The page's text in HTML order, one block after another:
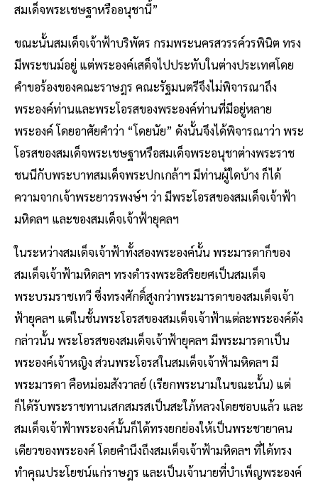
สมเด็จพระเชษฐาหรืออนุชานี้”
ขณะนั้นสมเด็จเจ้าฟ้าบริพัตร กรมพระนครสวรรค์วรพินิต ทรง
มีพระชนม์อยู่ แต่พระองค์เสด็จไปประทับในต่างประเทศโดย
คำขอร้องของคณะราษฎร คณะรัฐมนตรีจึงไม่พิจารณาถึง
พระองค์ท่านและพระโอรสของพระองค์ท่านที่มีอยู่หลาย
พระองค์ โดยอาศัยคำว่า “โดยนัย” ดังนั้นจึงได้พิจารณาว่า พระ
โอรสของสมเด็จพระเชษฐาหรือสมเด็จพระอนุชาต่างพระราช
ชนนีกับพระบาทสมเด็จพระปกเกล้าฯ มีท่านผู้ใดบ้าง ก็ได้
ความจากเจ้าพระยาวรพงษ์ฯ ว่า มีพระโอรสของสมเด็จเจ้าฟ้า
มหิดลฯ และของสมเด็จเจ้าฟ้ายุคลฯ
ในระหว่างสมเด็จเจ้าฟ้าทั้งสองพระองค์นั้น พระมารดาก็ของ
สมเด็จเจ้าฟ้ามหิดลฯ ทรงดำรงพระอิสริยยศเป็นสมเด็จ
พระบรมราชเทวี ซึ่งทรงศักดิ์สูงกว่าพระมารดาของสมเด็จเจ้า
ฟ้ายุคลฯ แต่ในชั้นพระโอรสของสมเด็จเจ้าฟ้าแต่ละพระองค์ดัง
กล่าวนั้น พระโอรสของสมเด็จเจ้าฟ้ายุคลฯ มีพระมารดาเป็น
พระองค์เจ้าหญิง ส่วนพระโอรสในสมเด็จเจ้าฟ้ามหิดลฯ มี
พระมารดา คือหม่อมสังวาลย์ (เรียกพระนามในขณะนั้น) แต่
ก็ได้รับพระราชทานเสกสมรสเป็นสะใภ้หลวงโดยชอบแล้ว และ
สมเด็จเจ้าฟ้าพระองค์นั้นก็ได้ทรงยกย่องให้เป็นพระชายาคน
เดียวของพระองค์ โดยคำนึงถึงสมเด็จเจ้าฟ้ามหิดลฯ ที่ได้ทรง
ทำคุณประโยชน์แก่ราษฎร และเป็นเจ้านายที่บำเพ็ญพระองค์